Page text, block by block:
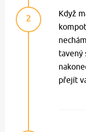
2
Když
tavený
přejít